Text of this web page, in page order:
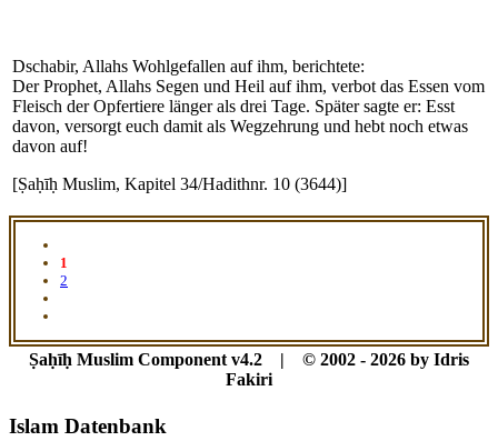
Dschabir, Allahs Wohlgefallen auf ihm, berichtete:
Der Prophet, Allahs Segen und Heil auf ihm, verbot das Essen vom
Fleisch der Opfertiere länger als drei Tage. Später sagte er: Esst
davon, versorgt euch damit als Wegzehrung und hebt noch etwas
davon auf!
[Ṣaḥīḥ Muslim, Kapitel 34/Hadithnr. 10 (3644)]
1
2
Ṣaḥīḥ Muslim Component v4.2 | © 2002 - 2026 by Idris
Fakiri
Islam Datenbank